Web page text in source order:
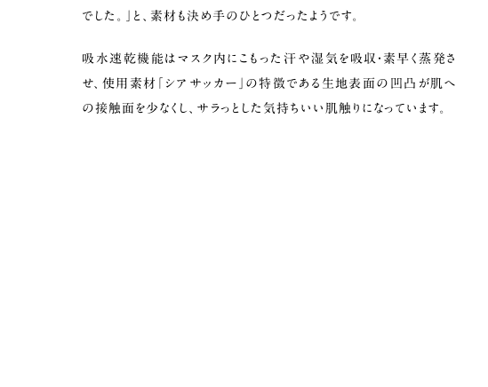
でした。」と、素材も決め手のひとつだったようです。
吸水速乾機能はマスク内にこもった汗や湿気を吸収・素早く蒸発さ
せ、使用素材「シアサッカー」の特徴である生地表面の凹凸が肌へ
の接触面を少なくし、サラっとした気持ちいい肌触りになっています。